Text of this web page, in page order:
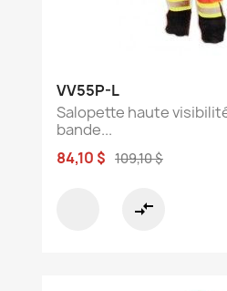
VV55P-L
Salopette haute
bande...
84,10 $ 109,10 $
compare_arrows